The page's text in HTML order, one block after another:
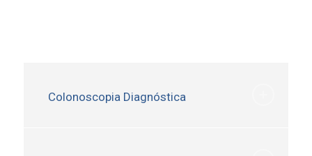
Colonoscopia Diagnóstica